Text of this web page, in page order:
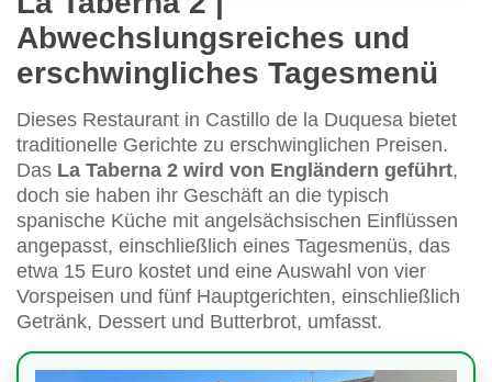
Abwechslungsreiches und
erschwingliches Tagesmenü
Dieses Restaurant in Castillo de la Duquesa bietet
traditionelle Gerichte zu erschwinglichen Preisen.
Das La Taberna 2 wird von Engländern geführt,
doch sie haben ihr Geschäft an die typisch
spanische Küche mit angelsächsischen Einflüssen
angepasst, einschließlich eines Tagesmenüs, das
etwa 15 Euro kostet und eine Auswahl von vier
Vorspeisen und fünf Hauptgerichten, einschließlich
Getränk, Dessert und Butterbrot, umfasst.